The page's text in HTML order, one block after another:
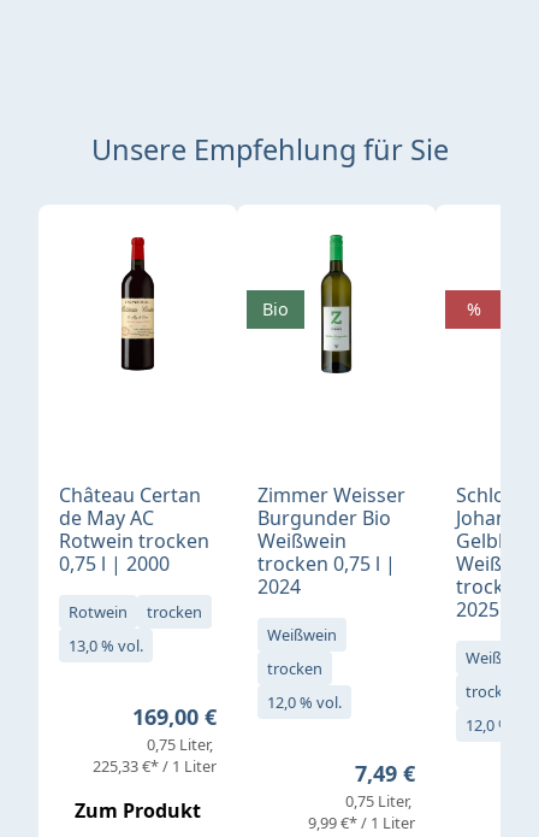
Unsere Empfehlung für Sie
Produktgalerie überspringen
Château Certan
de May AC
Rotwein trocken
0,75 l | 2000
Rotwein
trocken
13,0 % vol.
Regulärer Preis:
169,00 €
0,75 Liter
225,33 €* / 1 Liter
Zum Produkt
Zimmer Weisser
Burgunder Bio
Weißwein
trocken 0,75 l |
2024
Weißwein
trocken
12,0 % vol.
Regulärer Preis:
7,49 €
0,75 Liter
9,99 €* / 1 Liter
Bio
Schloß
Gelblack
trocken
2025
Weißwein
trocken
12,0 % vol.
%